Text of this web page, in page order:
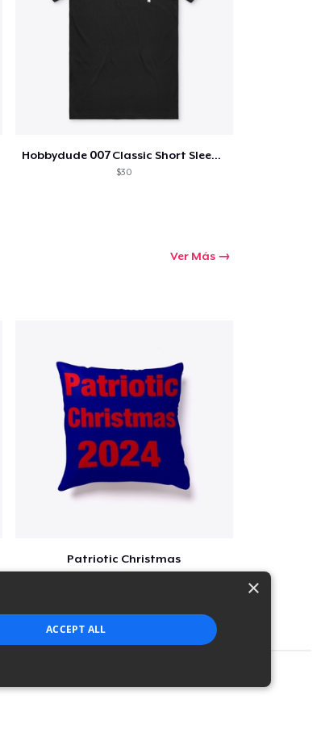
Hobbydude 007 Classic Short Sleeve Tee
$30
Ver Más
Patriotic Christmas
×
ACCEPT ALL